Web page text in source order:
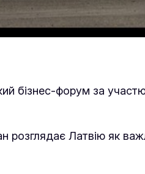
бізнес-форум за
Латвію як